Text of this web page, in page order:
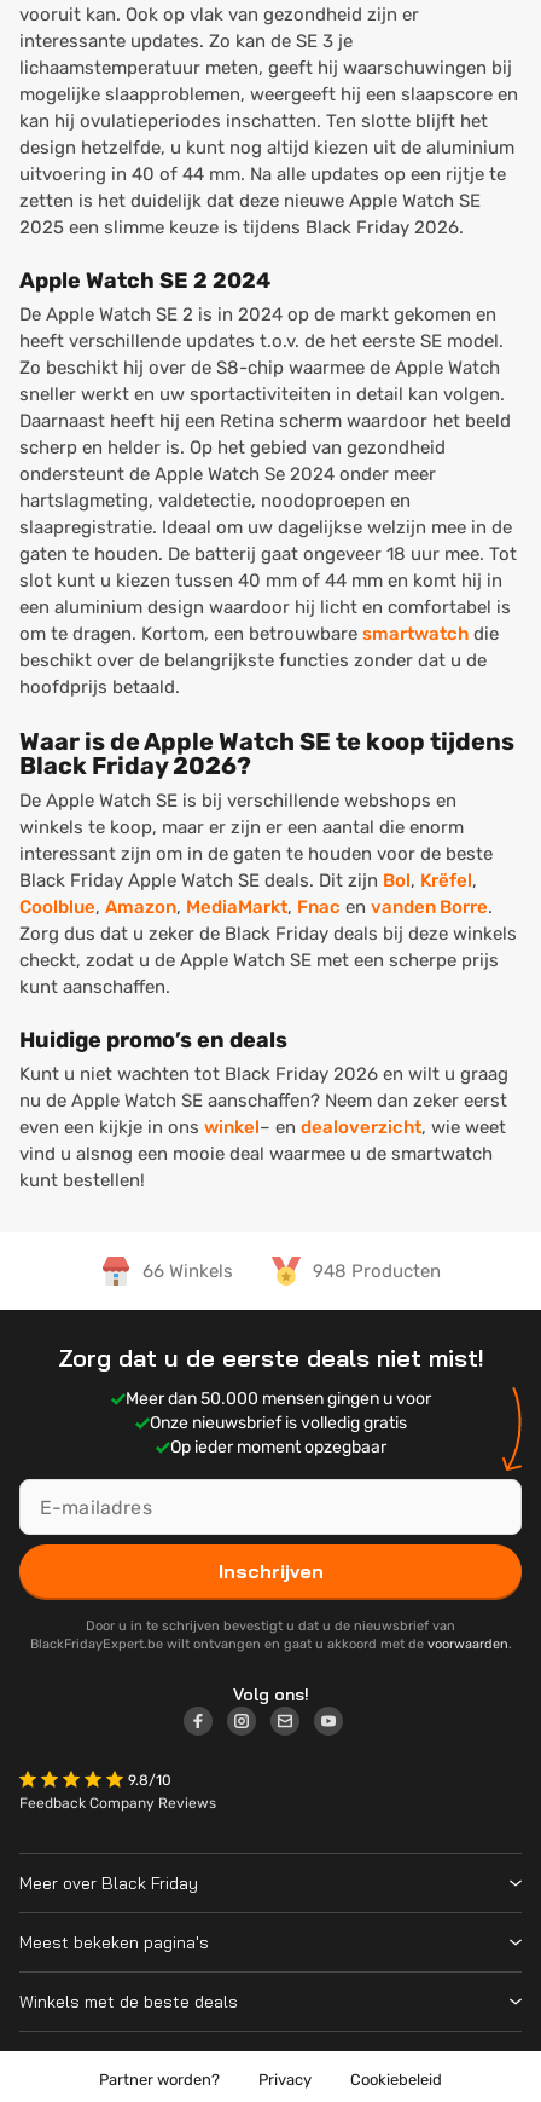
vooruit kan. Ook op vlak van gezondheid zijn er
interessante updates. Zo kan de SE 3 je
lichaamstemperatuur meten, geeft hij waarschuwingen bij
mogelijke slaapproblemen, weergeeft hij een slaapscore en
kan hij ovulatieperiodes inschatten. Ten slotte blijft het
design hetzelfde, u kunt nog altijd kiezen uit de aluminium
uitvoering in 40 of 44 mm. Na alle updates op een rijtje te
zetten is het duidelijk dat deze nieuwe Apple Watch SE
2025 een slimme keuze is tijdens Black Friday 2026.
Apple Watch SE 2 2024
De Apple Watch SE 2 is in 2024 op de markt gekomen en
heeft verschillende updates t.o.v. de het eerste SE model.
Zo beschikt hij over de S8-chip waarmee de Apple Watch
sneller werkt en uw sportactiviteiten in detail kan volgen.
Daarnaast heeft hij een Retina scherm waardoor het beeld
scherp en helder is. Op het gebied van gezondheid
ondersteunt de Apple Watch Se 2024 onder meer
hartslagmeting, valdetectie, noodoproepen en
slaapregistratie. Ideaal om uw dagelijkse welzijn mee in de
gaten te houden. De batterij gaat ongeveer 18 uur mee. Tot
slot kunt u kiezen tussen 40 mm of 44 mm en komt hij in
een aluminium design waardoor hij licht en comfortabel is
om te dragen. Kortom, een betrouwbare smartwatch die
beschikt over de belangrijkste functies zonder dat u de
hoofdprijs betaald.
Waar is de Apple Watch SE te koop tijdens
Black Friday 2026?
De Apple Watch SE is bij verschillende webshops en
winkels te koop, maar er zijn er een aantal die enorm
interessant zijn om in de gaten te houden voor de beste
Black Friday Apple Watch SE deals. Dit zijn Bol, Krëfel,
Coolblue, Amazon, MediaMarkt, Fnac en vanden Borre.
Zorg dus dat u zeker de Black Friday deals bij deze winkels
checkt, zodat u de Apple Watch SE met een scherpe prijs
kunt aanschaffen.
Huidige promo’s en deals
Kunt u niet wachten tot Black Friday 2026 en wilt u graag
nu de Apple Watch SE aanschaffen? Neem dan zeker eerst
even een kijkje in ons winkel– en dealoverzicht, wie weet
vind u alsnog een mooie deal waarmee u de smartwatch
kunt bestellen!
66 Winkels 948 Producten
Zorg dat u de eerste deals niet mist!
Meer dan 50.000 mensen gingen u voor
Onze nieuwsbrief is volledig gratis
Op ieder moment opzegbaar
Inschrijven
Door u in te schrijven bevestigt u dat u de nieuwsbrief van
BlackFridayExpert.be wilt ontvangen en gaat u akkoord met de voorwaarden.
Volg ons!
9.8/10
Feedback Company Reviews
Meer over Black Friday
Contact
Blog
Meest bekeken pagina's
PS5
Nintendo Switch 2
Winkels met de beste deals
Partner worden? Privacy Cookiebeleid